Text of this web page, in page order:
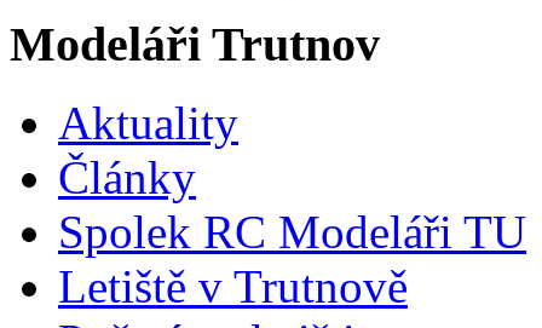
Modeláři Trutnov
Aktuality
Články
Spolek RC Modeláři TU
Letiště v Trutnově